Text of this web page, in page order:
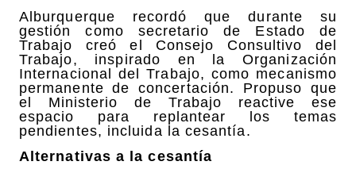
Alburquerque recordó que durante su
gestión como secretario de Estado de
Trabajo creó el Consejo Consultivo del
Trabajo, inspirado en la Organización
Internacional del Trabajo, como mecanismo
permanente de concertación. Propuso que
el Ministerio de Trabajo reactive ese
espacio para replantear los temas
pendientes, incluida la cesantía.
Alternativas a la cesantía